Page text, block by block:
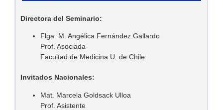
Directora del Seminario:
Flga. M. Angélica Fernández Gallardo
Prof. Asociada
Facultad de Medicina U. de Chile
Invitados Nacionales:
Mat. Marcela Goldsack Ulloa
Prof. Asistente